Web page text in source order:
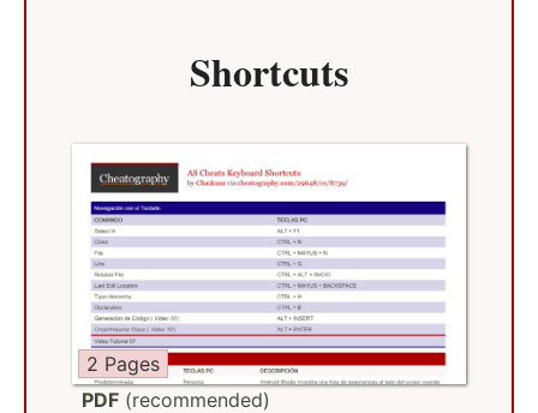
Shortcuts
2 Pages
PDF (recommended)